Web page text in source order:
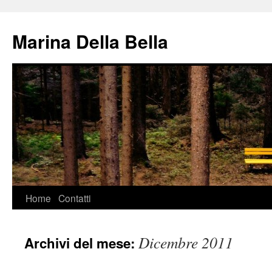
contenuto
Marina Della Bella
Home Contatti
Archivi del mese: Dicembre 2011